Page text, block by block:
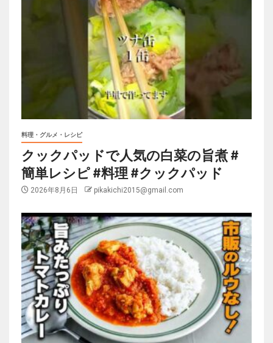
料理・グルメ・レシピ
クックパッドで人気の白菜の旨煮 #
簡単レシピ #料理 #クックパッド
2026年8月6日 pikakichi2015@gmail.com